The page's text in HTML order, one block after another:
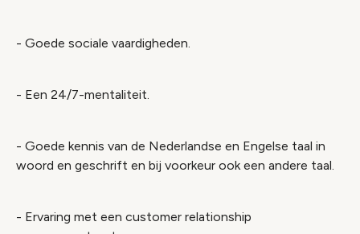
- Goede sociale vaardigheden.
- Een 24/7-mentaliteit.
- Goede kennis van de Nederlandse en Engelse taal in
woord en geschrift en bij voorkeur ook een andere taal.
- Ervaring met een customer relationship